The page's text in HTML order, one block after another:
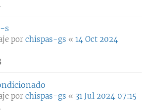
s
por chispas-gs « 14 Oct 2024
por chispas-gs « 31 Jul 2024 07:15